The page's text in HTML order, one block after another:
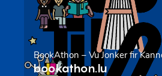
BookAthon – Vu Jonker fir
bookathon.lu